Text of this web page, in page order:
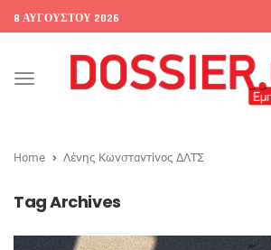
8 ΑΥΓΟΎΣΤΟΥ 2026
Toggle
Home Λένης Κωνσταντίνος ΔΛΤΣ
Tag Archives